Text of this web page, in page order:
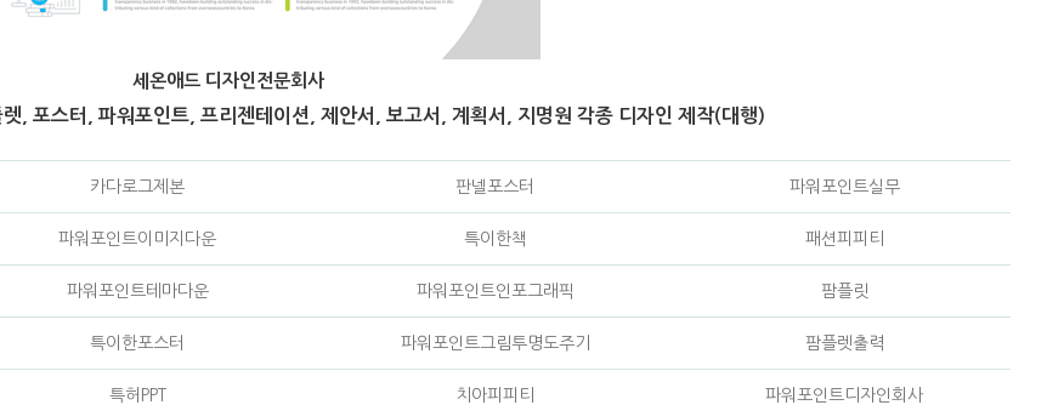
세온애드 디자인전문회사
, 포스터, 파워포인트, 프리젠테이션, 제안서, 보고서, 계획서, 지명원 각종 디자인 제작(대행)
카다로그제본 판넬포스터 파워포인트실무
파워포인트이미지다운 특이한책 패션피피티
파워포인트테마다운 파워포인트인포그래픽 팜플릿
특이한포스터 파워포인트그림투명도주기 팜플렛출력
특허PPT 치아피피티 파워포인트디자인회사